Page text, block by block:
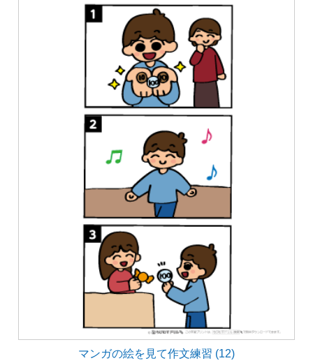
マンガの絵を見て作文練習 (12)